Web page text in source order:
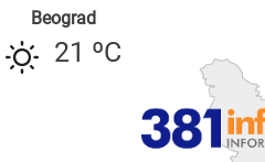
Beograd
21 ºC